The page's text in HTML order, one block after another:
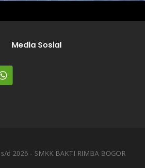
Media Sosial
d 2026 - SMKK BAKTI RIMBA BOGOR